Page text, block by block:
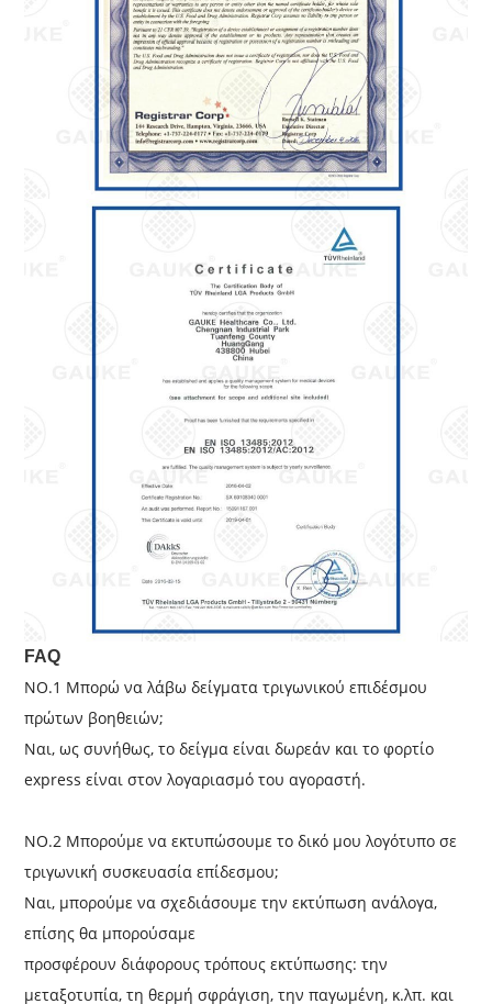
FAQ
NO.1 Μπορώ να λάβω δείγματα τριγωνικού επιδέσμου
πρώτων βοηθειών;
Ναι, ως συνήθως, το δείγμα είναι δωρεάν και το φορτίο
express είναι στον λογαριασμό του αγοραστή.
NO.2 Μπορούμε να εκτυπώσουμε το δικό μου λογότυπο σε
τριγωνική συσκευασία επίδεσμου;
Ναι, μπορούμε να σχεδιάσουμε την εκτύπωση ανάλογα,
επίσης θα μπορούσαμε
προσφέρουν διάφορους τρόπους εκτύπωσης: την
μεταξοτυπία, τη θερμή σφράγιση, την παγωμένη, κ.λπ. και